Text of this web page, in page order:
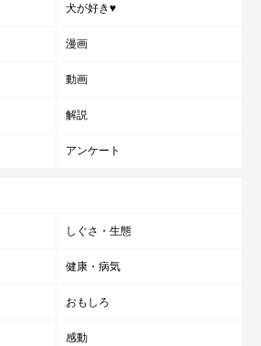
犬が好き♥
漫画
動画
解説
アンケート
しぐさ・生態
健康・病気
おもしろ
感動